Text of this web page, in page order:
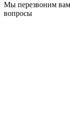
Мы перезвоним
вопросы